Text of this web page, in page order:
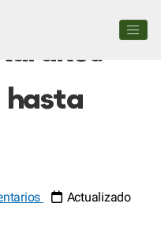
hasta
Actualizado